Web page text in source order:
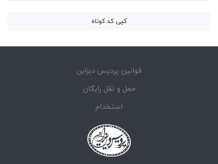
کپی کد کوتاه
قوانین پردیس دیزاین
حمل و نقل رایگان
استخدام